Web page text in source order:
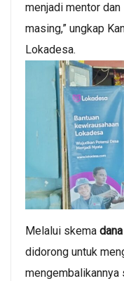
menjadi mentor
masing,” ungkap
Lokadesa.
Melalui skema
didorong untuk
mengembalikannya